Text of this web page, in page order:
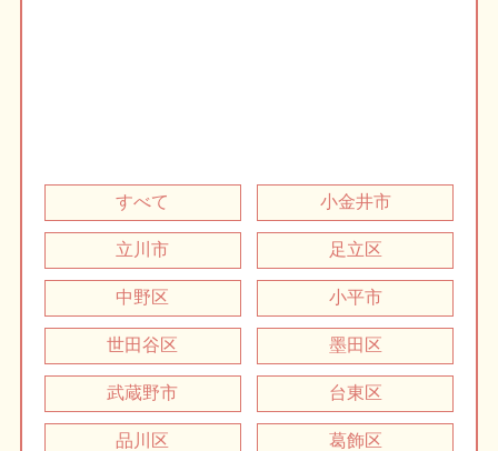
すべて 小金井市
立川市 足立区
中野区 小平市
世田谷区 墨田区
武蔵野市 台東区
品川区 葛飾区